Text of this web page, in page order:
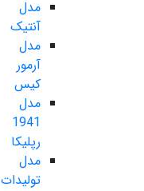
مدل
آنتیک
مدل
آرمور
کیس
مدل
1941
رپلیکا
مدل
تولیدات